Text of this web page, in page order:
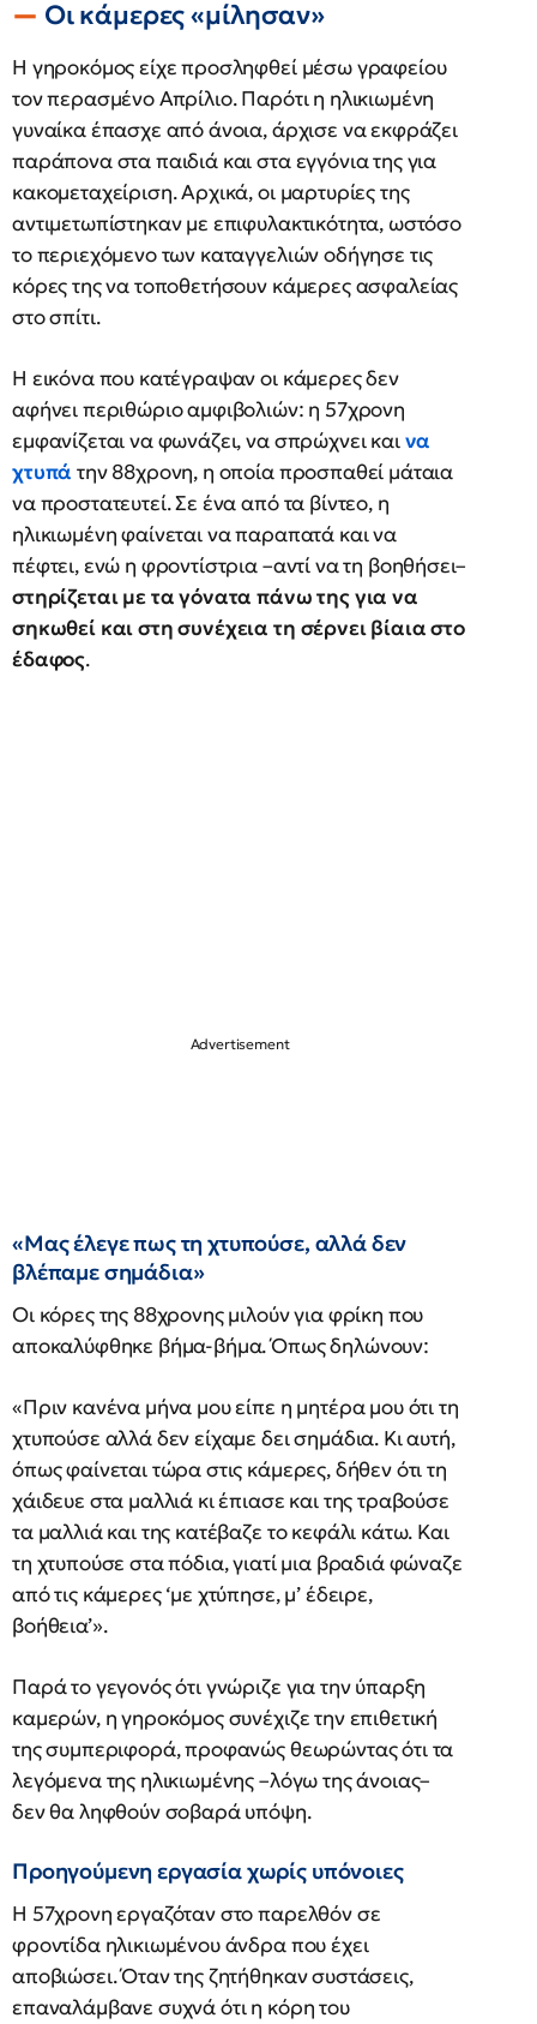
Οι κάμερες «μίλησαν»
Η γηροκόμος είχε προσληφθεί μέσω γραφείου
τον περασμένο Απρίλιο. Παρότι η ηλικιωμένη
γυναίκα έπασχε από άνοια, άρχισε να εκφράζει
παράπονα στα παιδιά και στα εγγόνια της για
κακομεταχείριση. Αρχικά, οι μαρτυρίες της
αντιμετωπίστηκαν με επιφυλακτικότητα, ωστόσο
το περιεχόμενο των καταγγελιών οδήγησε τις
κόρες της να τοποθετήσουν κάμερες ασφαλείας
στο σπίτι.
Η εικόνα που κατέγραψαν οι κάμερες δεν
αφήνει περιθώριο αμφιβολιών: η 57χρονη
εμφανίζεται να φωνάζει, να σπρώχνει καινα
χτυπά την 88χρονη, η οποία προσπαθεί μάταια
να προστατευτεί. Σε ένα από τα βίντεο, η
ηλικιωμένη φαίνεται να παραπατά και να
πέφτει, ενώ η φροντίστρια –αντί να τη βοηθήσει–
στηρίζεται με τα γόνατα πάνω της για να
σηκωθεί και στη συνέχεια τη σέρνει βίαια στο
έδαφος.
«Μας έλεγε πως τη χτυπούσε, αλλά δεν
βλέπαμε σημάδια»
Οι κόρες της 88χρονης μιλούν για φρίκη που
αποκαλύφθηκε βήμα-βήμα. Όπως δηλώνουν:
«Πριν κανένα μήνα μου είπε η μητέρα μου ότι τη
χτυπούσε αλλά δεν είχαμε δει σημάδια. Κι αυτή,
όπως φαίνεται τώρα στις κάμερες, δήθεν ότι τη
χάιδευε στα μαλλιά κι έπιασε και της τραβούσε
τα μαλλιά και της κατέβαζε το κεφάλι κάτω. Και
τη χτυπούσε στα πόδια, γιατί μια βραδιά φώναζε
από τις κάμερες ‘με χτύπησε, μ’ έδειρε,
βοήθεια’».
Παρά το γεγονός ότι γνώριζε για την ύπαρξη
καμερών, η γηροκόμος συνέχιζε την επιθετική
της συμπεριφορά, προφανώς θεωρώντας ότι τα
λεγόμενα της ηλικιωμένης –λόγω της άνοιας–
δεν θα ληφθούν σοβαρά υπόψη.
Προηγούμενη εργασία χωρίς υπόνοιες
Η 57χρονη εργαζόταν στο παρελθόν σε
φροντίδα ηλικιωμένου άνδρα που έχει
αποβιώσει. Όταν της ζητήθηκαν συστάσεις,
επαναλάμβανε συχνά ότι η κόρη του